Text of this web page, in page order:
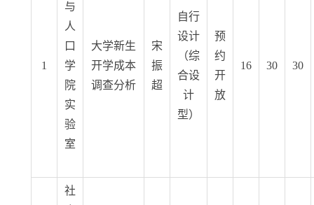
1
与
人
口
学
院
实
验
室
大学新生
开学成本
调查分析
宋
振
超
自行
设计
（综
合设
计
型）
预
约
开
放
16 30 30
社